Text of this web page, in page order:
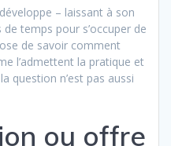
– laissant à son
temps pour s’occuper de
de savoir comment
l’admettent la pratique et
question n’est pas aussi
ou offre